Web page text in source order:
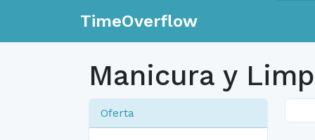
TimeOverflow
Manicura y
Oferta